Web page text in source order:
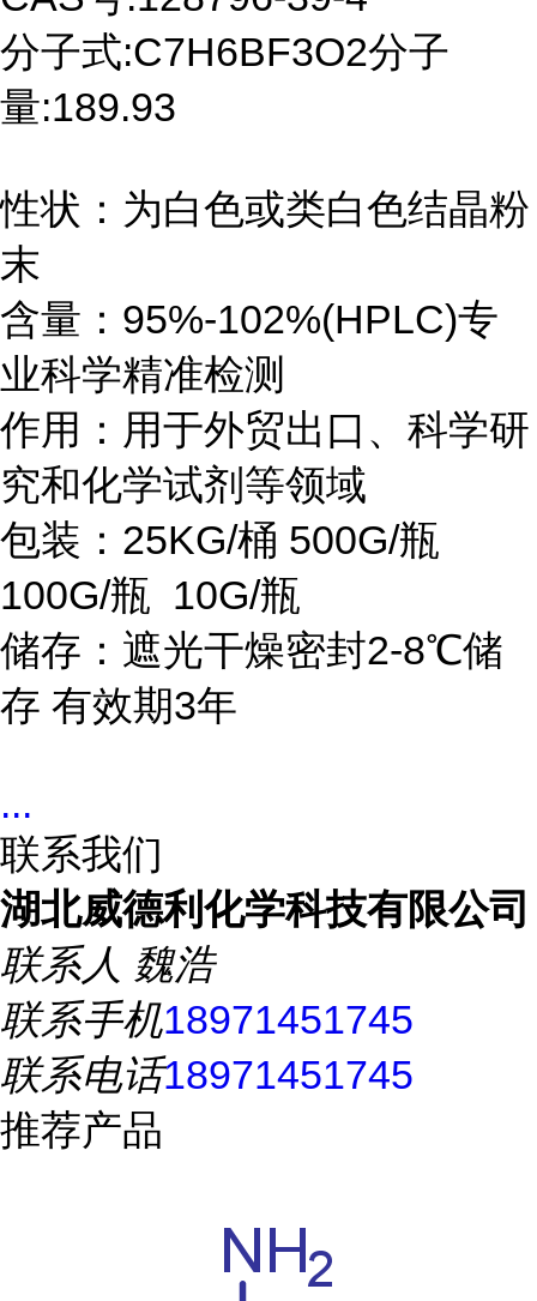
分子式:C7H6BF3O2分子
量:189.93
性状：为白色或类白色结晶粉
末
含量：95%-102%(HPLC)专
业科学精准检测
作用：用于外贸出口、科学研
究和化学试剂等领域
包装：25KG/桶 500G/瓶
100G/瓶 10G/瓶
储存：遮光干燥密封2-8℃储
存 有效期3年
...
联系我们
湖北威德利化学科技有限公司
联系人 魏浩
联系手机18971451745
联系电话18971451745
推荐产品